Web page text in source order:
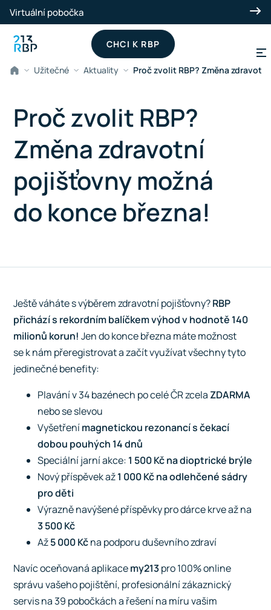
Přeskočit na hlavní obsah
Virtuální pobočka
CHCI K RBP
Užitečné Aktuality Proč zvolit RBP? Změna
Proč zvolit RBP?
Změna zdravotní
pojišťovny možná
do konce března!
Ještě váháte s výběrem zdravotní pojišťovny?RBP
přichází s rekordním balíčkem výhod v hodnotě 140
milionů korun! Jen do konce března máte možnost
se k nám přeregistrovat a začít využívat všechny tyto
jedinečné benefity:
Plavání v 34 bazénech po celé ČR zcela ZDARMA
nebo se slevou
Vyšetřenímagnetickou rezonancí s čekací
dobou pouhých 14 dnů
Speciální jarní akce: 1 500 Kč na dioptrické brýle
Nový příspěvek až1 000 Kč na odlehčené sádry
pro děti
Výrazně navýšené příspěvky pro dárce krve až na
3 500 Kč
Až5 000 Kčna podporu duševního zdraví
Navíc oceňovaná aplikacemy213pro 100% online
správu vašeho pojištění, profesionální zákaznický
servis na 39 pobočkách a řešení na míru vašim